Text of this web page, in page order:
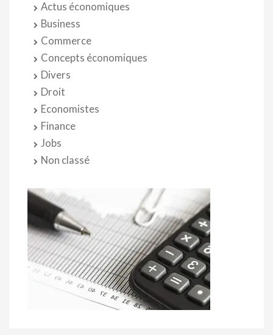
Actus économiques
Business
Commerce
Concepts économiques
Divers
Droit
Economistes
Finance
Jobs
Non classé